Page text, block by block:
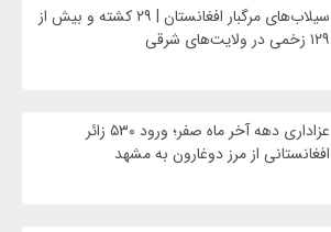
سیلاب‌های مرگبار افغانستان | ۲۹ کشته و بیش از
۱۲۹ زخمی در ولایت‌های شرقی
عزاداری دهه آخر ماه صفر؛ ورود ۵۳۰ زائر
افغانستانی از مرز دوغارون به مشهد